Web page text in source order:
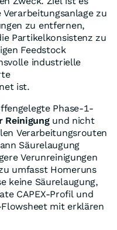
zu
zu entfernen,
Partikelkonsistenz zu
Feedstock
industrielle
ist.
Phase-1-
Reinigungund nicht
Verarbeitungsrouten
Säurelaugung
Verunreinigungen
umfasst Homeruns
keine Säurelaugung,
CAPEX-Profil und
mit erklären